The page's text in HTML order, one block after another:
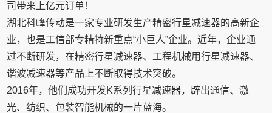
司带来上亿元订单！
湖北科峰传动是一家专业研发生产精密行星减速器的高新企
业，也是工信部专精特新重点“小巨人”企业。近年，企业通
过不断研发，在精密行星减速器、工程机械用行星减速器、
谐波减速器等产品上不断取得技术突破。
2016年，他们成功开发K系列行星减速器，辟出通信、激
光、纺织、包装智能机械的一片蓝海。